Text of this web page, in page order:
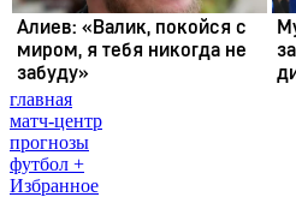
главная
матч-центр
прогнозы
футбол +
Избранное